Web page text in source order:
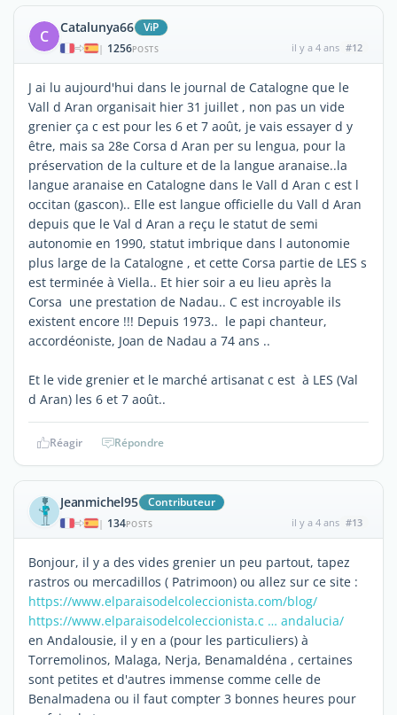
C Catalunya66 ViP
| 1256POSTS il y a 4 ans #12
J ai lu aujourd'hui dans le journal de Catalogne que le
Vall d Aran organisait hier 31 juillet , non pas un vide
grenier ça c est pour les 6 et 7 août, je vais essayer d y
être, mais sa 28e Corsa d Aran per su lengua, pour la
préservation de la culture et de la langue aranaise..la
langue aranaise en Catalogne dans le Vall d Aran c est l
occitan (gascon).. Elle est langue officielle du Vall d Aran
depuis que le Val d Aran a reçu le statut de semi
autonomie en 1990, statut imbrique dans l autonomie
plus large de la Catalogne , et cette Corsa partie de LES s
est terminée à Viella.. Et hier soir a eu lieu après la
Corsa une prestation de Nadau.. C est incroyable ils
existent encore !!! Depuis 1973.. le papi chanteur,
accordéoniste, Joan de Nadau a 74 ans ..
Et le vide grenier et le marché artisanat c est à LES (Val
d Aran) les 6 et 7 août..
Réagir Répondre
Jeanmichel95 Contributeur
| 134POSTS il y a 4 ans #13
Bonjour, il y a des vides grenier un peu partout, tapez
rastros ou mercadillos ( Patrimoon) ou allez sur ce site :
https://www.elparaisodelcoleccionista.com/blog/
https://www.elparaisodelcoleccionista.c … andalucia/
en Andalousie, il y en a (pour les particuliers) à
Torremolinos, Malaga, Nerja, Benamaldéna , certaines
sont petites et d'autres immense comme celle de
Benalmadena ou il faut compter 3 bonnes heures pour